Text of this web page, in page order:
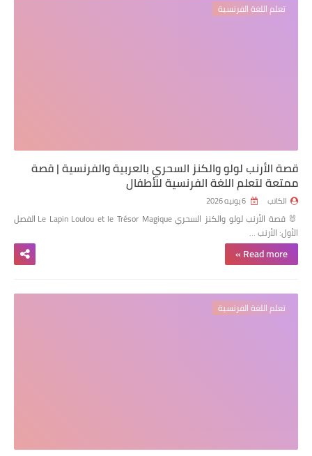
تعلم اللغة الفرنسية
قصة الأرنب لولو والكنز السحري بالعربية والفرنسية | قصة
ممتعة لتعلم اللغة الفرنسية للأطفال
الكاتب
🐰 قصة الأرنب لولو والكنز السحري Le Lapin Loulou et le Trésor Magique الفصل
الأول: الأرنب …
Read more »
تعلم اللغة الفرنسية